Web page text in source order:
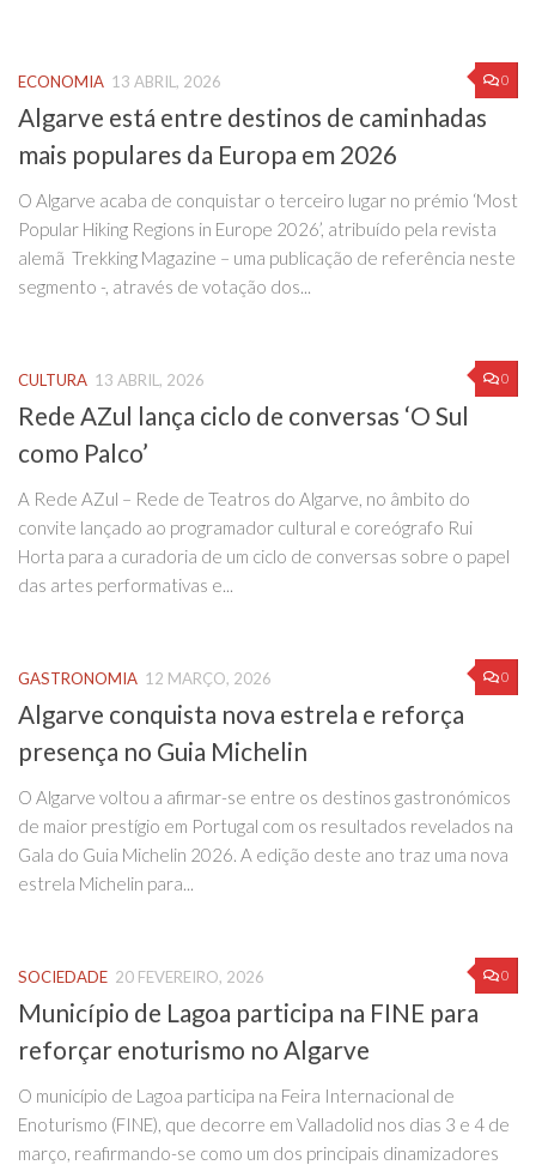
0
ECONOMIA 13 ABRIL, 2026
Algarve está entre destinos de caminhadas
mais populares da Europa em 2026
O Algarve acaba de conquistar o terceiro lugar no prémio ‘Most
Popular Hiking Regions in Europe 2026’, atribuído pela revista
alemã Trekking Magazine – uma publicação de referência neste
segmento -, através de votação dos...
0
CULTURA 13 ABRIL, 2026
Rede AZul lança ciclo de conversas ‘O Sul
como Palco’
A Rede AZul – Rede de Teatros do Algarve, no âmbito do
convite lançado ao programador cultural e coreógrafo Rui
Horta para a curadoria de um ciclo de conversas sobre o papel
das artes performativas e...
0
GASTRONOMIA 12 MARÇO, 2026
Algarve conquista nova estrela e reforça
presença no Guia Michelin
O Algarve voltou a afirmar-se entre os destinos gastronómicos
de maior prestígio em Portugal com os resultados revelados na
Gala do Guia Michelin 2026. A edição deste ano traz uma nova
estrela Michelin para...
0
SOCIEDADE 20 FEVEREIRO, 2026
Município de Lagoa participa na FINE para
reforçar enoturismo no Algarve
O município de Lagoa participa na Feira Internacional de
Enoturismo (FINE), que decorre em Valladolid nos dias 3 e 4 de
março, reafirmando-se como um dos principais dinamizadores